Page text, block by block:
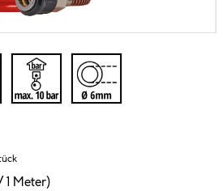
Meter)